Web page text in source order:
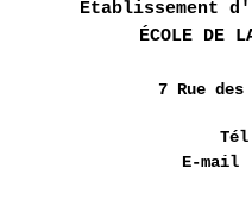
Etablissement
ÉCOLE DE
7 Rue des
E-mail